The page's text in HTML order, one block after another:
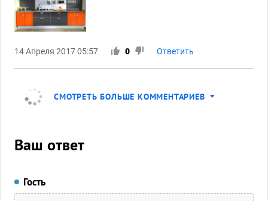
14 Апреля 2017 05:57 0 Ответить
СМОТРЕТЬ БОЛЬШЕ КОММЕНТАРИЕВ
Ваш ответ
Гость